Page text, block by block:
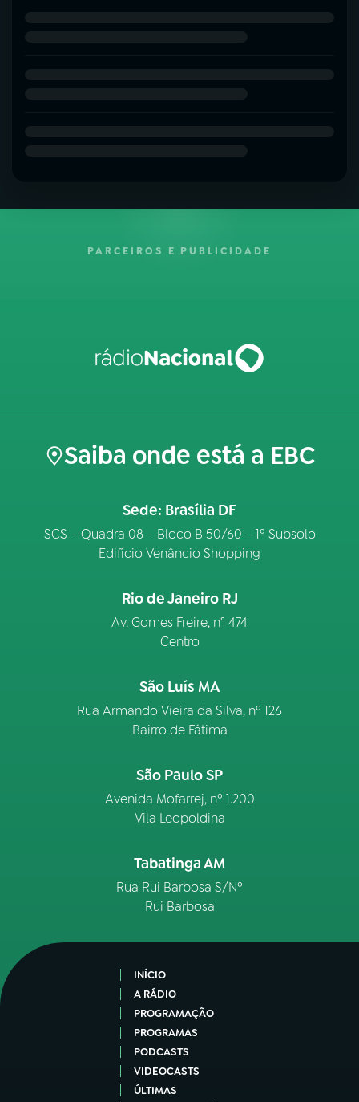
PARCEIROS E PUBLICIDADE
Saiba onde está a EBC
Sede: Brasília DF
SCS – Quadra 08 – Bloco B 50/60 – 1º Subsolo
Edifício Venâncio Shopping
Rio de Janeiro RJ
Av. Gomes Freire, n° 474
Centro
São Luís MA
Rua Armando Vieira da Silva, nº 126
Bairro de Fátima
São Paulo SP
Avenida Mofarrej, nº 1.200
Vila Leopoldina
Tabatinga AM
Rua Rui Barbosa S/Nº
Rui Barbosa
INÍCIO
A RÁDIO
PROGRAMAÇÃO
PROGRAMAS
PODCASTS
VIDEOCASTS
ÚLTIMAS